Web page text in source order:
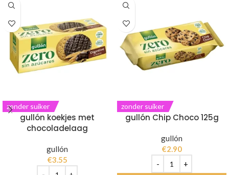
zonder suiker
gullón koekjes met
chocoladelaag
gullón
€3.55
zonder suiker
gullón Chip Choco 125g
gullón
€2.90